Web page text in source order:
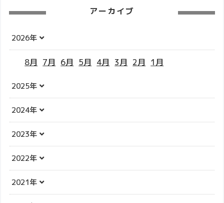
アーカイブ
2026年
8月 7月 6月 5月 4月 3月 2月 1月
2025年
2024年
2023年
2022年
2021年